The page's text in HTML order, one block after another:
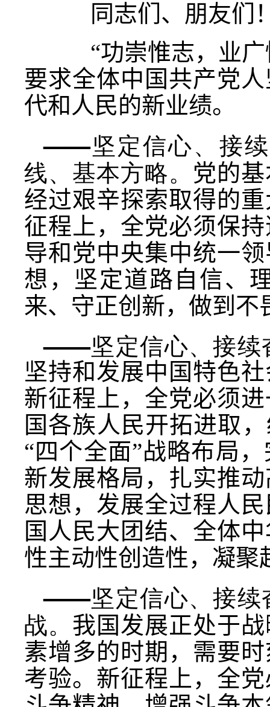
同志们、朋友们
“功崇惟志，业
要求全体中国共产党
代和人民的新业绩。
——坚定信心、接续
线、基本方略。
党的
经过艰辛探索取得的
征程上，全党必须保
导和党中央集中统一
想，坚定道路自信、
来、守正创新，做到 不
——坚定信心、接续
坚持和发展中国特色
新征程上，全党必须
国各族人民开拓进取
“四个全面”战略布局
新发展格局，扎实推
思想，发展全过程人
国人民大团结、全体
性主动性创造性，凝聚
——坚定信心、接续
战。
我国发展正处于
素增多的时期，需要
考验。 新征程上，全